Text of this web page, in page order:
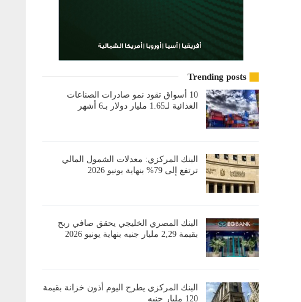
Trending posts
10 أسواق تقود نمو صادرات الصناعات
الغذائية لـ1.65 مليار دولار بـ6 أشهر
البنك المركزي: معدلات الشمول المالي
ترتفع إلى 79% بنهاية يونيو 2026
البنك المصري الخليجي يحقق صافي ربح
بقيمة 2,29 مليار جنيه بنهاية يونيو 2026
البنك المركزي يطرح اليوم أذون خزانة بقيمة
120 مليار جنيه